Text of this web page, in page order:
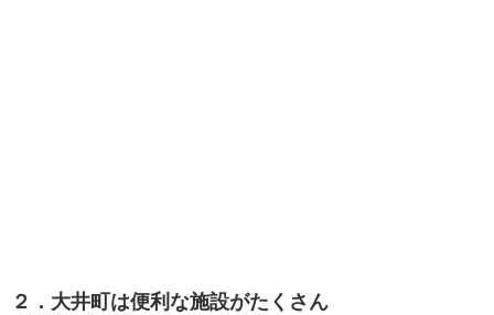
２．大井町は便利な施設がたくさん